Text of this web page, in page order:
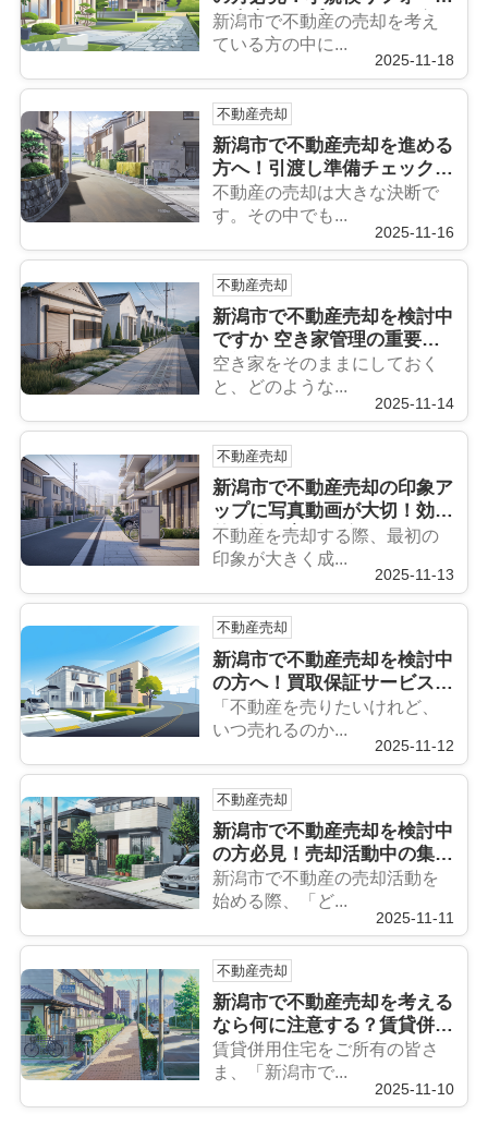
で査定アップのコツを紹介
新潟市で不動産の売却を考え
ている方の中に...
2025-11-18
不動産売却
新潟市で不動産売却を進める
方へ！引渡し準備チェックリ
ストと流れを解説
不動産の売却は大きな決断で
す。その中でも...
2025-11-16
不動産売却
新潟市で不動産売却を検討中
ですか 空き家管理の重要性
と対応方法を解説
空き家をそのままにしておく
と、どのような...
2025-11-14
不動産売却
新潟市で不動産売却の印象ア
ップに写真動画が大切！効果
的な使い方を紹介します
不動産を売却する際、最初の
印象が大きく成...
2025-11-13
不動産売却
新潟市で不動産売却を検討中
の方へ！買取保証サービスの
活用法をご紹介
「不動産を売りたいけれど、
いつ売れるのか...
2025-11-12
不動産売却
新潟市で不動産売却を検討中
の方必見！売却活動中の集客
方法を詳しく紹介
新潟市で不動産の売却活動を
始める際、「ど...
2025-11-11
不動産売却
新潟市で不動産売却を考える
なら何に注意する？賃貸併用
住宅の売却ポイントを解説
賃貸併用住宅をご所有の皆さ
ま、「新潟市で...
2025-11-10